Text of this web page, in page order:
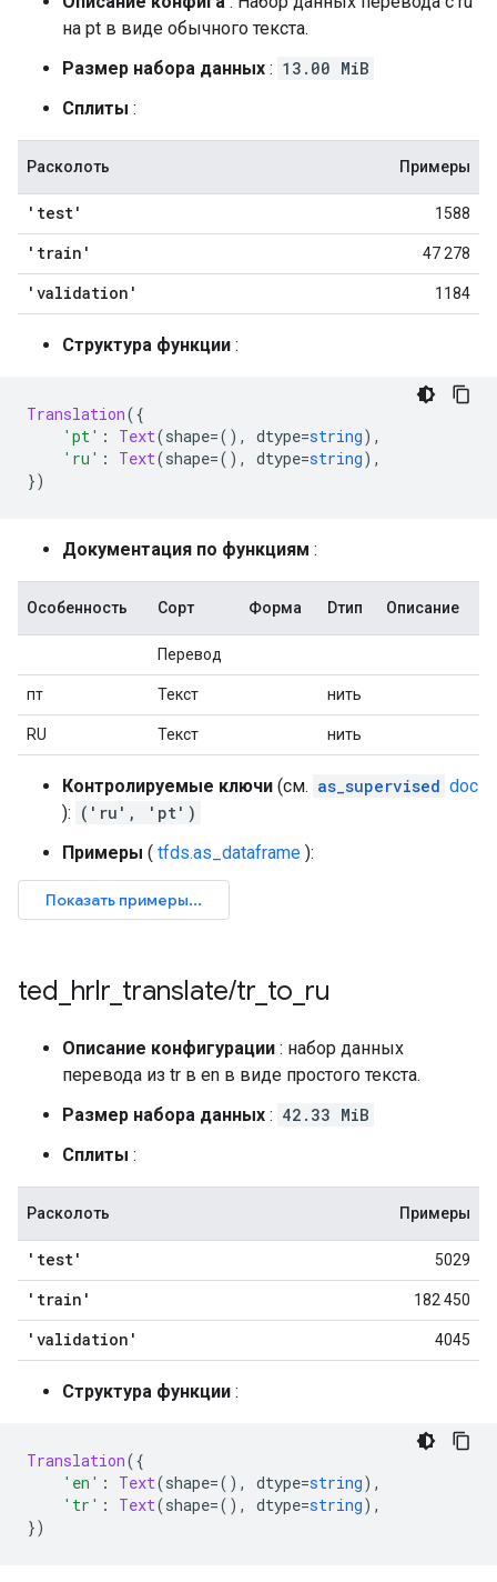
на pt в виде обычного текста.
Размер набора данных : 13.00 MiB
Сплиты :
Расколоть Примеры
'test' 1588
'train' 47 278
'validation' 1184
Структура функции :
Translation({
'pt' : Text(shape=(), dtype=string),
'ru' : Text(shape=(), dtype=string),
})
Документация по функциям :
Особенность Сорт Форма Dтип Описание
Перевод
пт Текст нить
RU Текст нить
Контролируемые ключи (см. as_supervised doc
): ('ru', 'pt')
Примеры ( tfds.as_dataframe ):
ted hrlr translate/tr to ru
Описание конфигурации : набор данных
перевода из tr в en в виде простого текста.
Размер набора данных : 42.33 MiB
Сплиты :
Расколоть Примеры
'test' 5029
'train' 182 450
'validation' 4045
Структура функции :
Translation({
'en' : Text(shape=(), dtype=string),
'tr' : Text(shape=(), dtype=string),
})